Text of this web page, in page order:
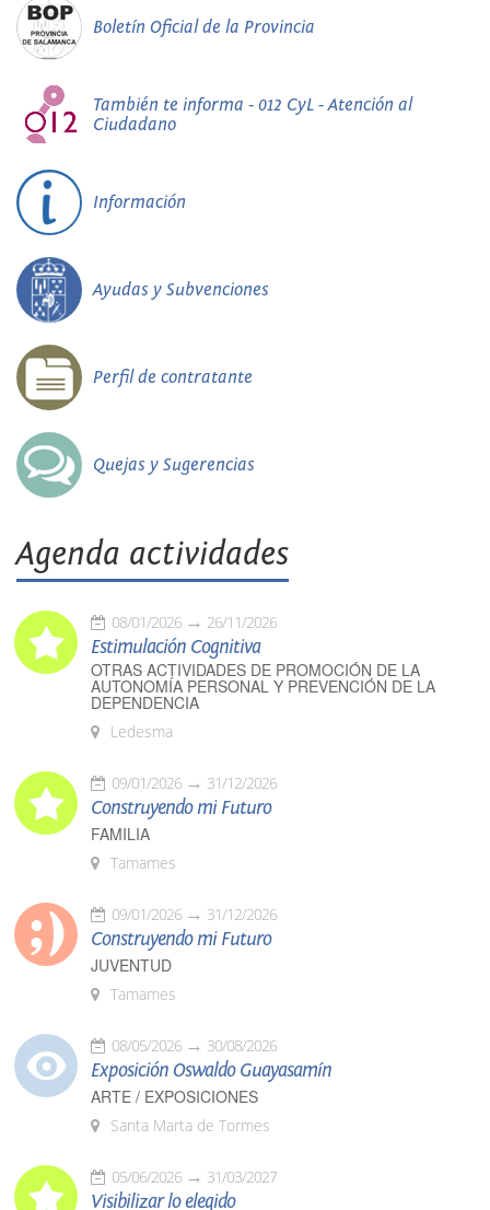
Boletín Oficial de la Provincia
También te informa - 012 CyL - Atención al
Ciudadano
Información
Ayudas y Subvenciones
Perfil de contratante
Quejas y Sugerencias
Agenda actividades
08/01/2026 26/11/2026
Estimulación Cognitiva
OTRAS ACTIVIDADES DE PROMOCIÓN DE LA
AUTONOMÍA PERSONAL Y PREVENCIÓN DE LA
DEPENDENCIA
Ledesma
09/01/2026 31/12/2026
Construyendo mi Futuro
FAMILIA
Tamames
09/01/2026 31/12/2026
Construyendo mi Futuro
JUVENTUD
Tamames
08/05/2026 30/08/2026
Exposición Oswaldo Guayasamín
ARTE / EXPOSICIONES
Santa Marta de Tormes
05/06/2026 31/03/2027
Visibilizar lo elegido